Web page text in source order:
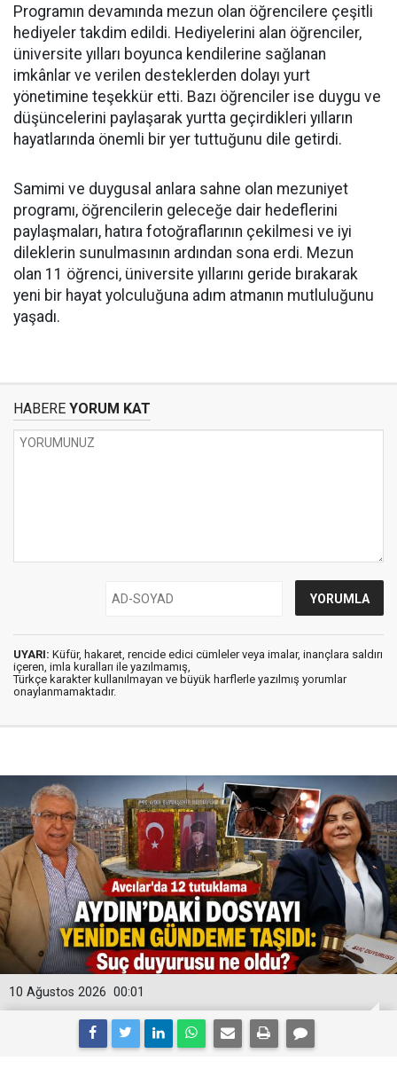
Programın devamında mezun olan öğrencilere çeşitli
hediyeler takdim edildi. Hediyelerini alan öğrenciler,
üniversite yılları boyunca kendilerine sağlanan
imkânlar ve verilen desteklerden dolayı yurt
yönetimine teşekkür etti. Bazı öğrenciler ise duygu ve
düşüncelerini paylaşarak yurtta geçirdikleri yılların
hayatlarında önemli bir yer tuttuğunu dile getirdi.
Samimi ve duygusal anlara sahne olan mezuniyet
programı, öğrencilerin geleceğe dair hedeflerini
paylaşmaları, hatıra fotoğraflarının çekilmesi ve iyi
dileklerin sunulmasının ardından sona erdi. Mezun
olan 11 öğrenci, üniversite yıllarını geride bırakarak
yeni bir hayat yolculuğuna adım atmanın mutluluğunu
yaşadı.
HABERE YORUM KAT
UYARI: Küfür, hakaret, rencide edici cümleler veya imalar, inançlara saldırı
içeren, imla kuralları ile yazılmamış,
Türkçe karakter kullanılmayan ve büyük harflerle yazılmış yorumlar
onaylanmamaktadır.
00:01
10 Ağustos 2026